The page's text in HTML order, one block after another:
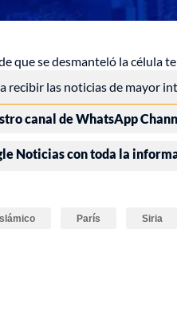
que se desmanteló la célula
recibir las noticias de mayor
canal de WhatsApp
Noticias con toda la
París Siria